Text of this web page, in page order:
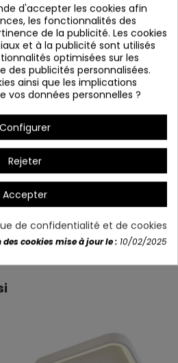
couleur
du produit
d'accepter les cookies afin
les fonctionnalités des
de la publicité. Les cookies
et à la publicité sont utilisés
optimisées sur les
des publicités personnalisées.
ainsi que les implications
vos données personnelles ?
Configurer
Rejeter
Accepter
de confidentialité et de cookies
cookies mise à jour le : 10/02/2025